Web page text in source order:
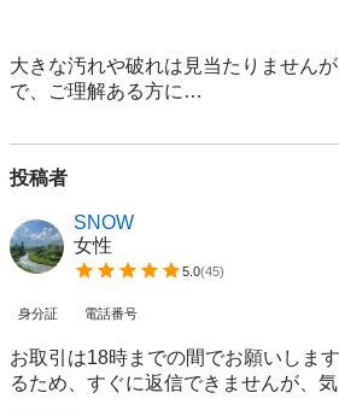
大きな汚れや破れは見当たりません
で、ご理解ある方に…
投稿者
SNOW
女性
5.0(45)
身分証 電話番号
お取引は18時までの間でお願いしま
るため、すぐに返信できませんが、気